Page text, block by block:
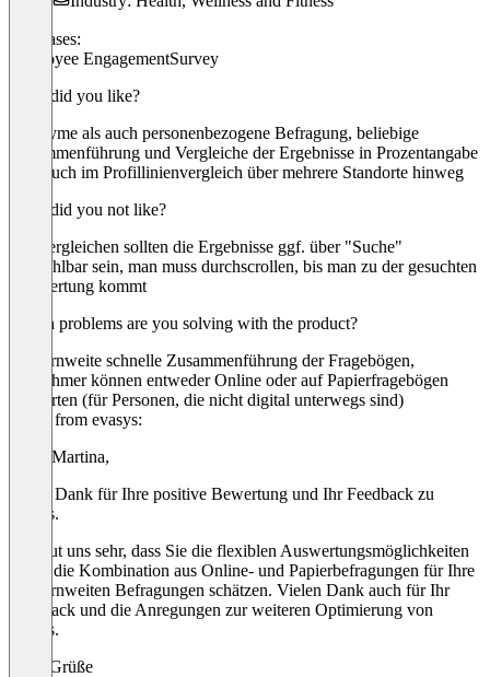
Use cases:
Employee EngagementSurvey
What did you like?
Anonyme als auch personenbezogene Befragung, beliebige
Zusammenführung und Vergleiche der Ergebnisse in Prozentangabe
oder auch im Profillinienvergleich über mehrere Standorte hinweg
What did you not like?
Bei Vergleichen sollten die Ergebnisse ggf. über "Suche"
auswählbar sein, man muss durchscrollen, bis man zu der gesuchten
Auswertung kommt
Which problems are you solving with the product?
konzernweite schnelle Zusammenführung der Fragebögen,
Teilnehmer können entweder Online oder auf Papierfragebögen
antworten (für Personen, die nicht digital unterwegs sind)
Reply from evasys:
Hallo Martina,
vielen Dank für Ihre positive Bewertung und Ihr Feedback zu
evasys.
Es freut uns sehr, dass Sie die flexiblen Auswertungsmöglichkeiten
sowie die Kombination aus Online- und Papierbefragungen für Ihre
konzernweiten Befragungen schätzen. Vielen Dank auch für Ihr
Feedback und die Anregungen zur weiteren Optimierung von
evasys.
Viele Grüße